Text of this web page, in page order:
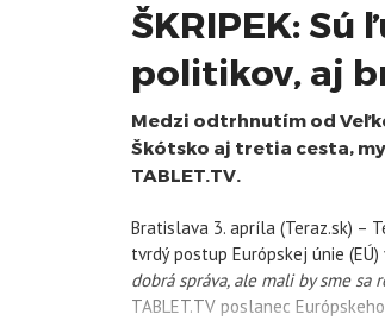
ŠKRIPEK:
politikov, aj
Medzi odtrhnutím od
Škótsko aj tretia cesta,
TABLET.TV.
Bratislava 3. apríla (Teraz.sk) –
tvrdý postup Európskej únie
dobrá správa, ale mali by sme
TABLET.TV poslanec